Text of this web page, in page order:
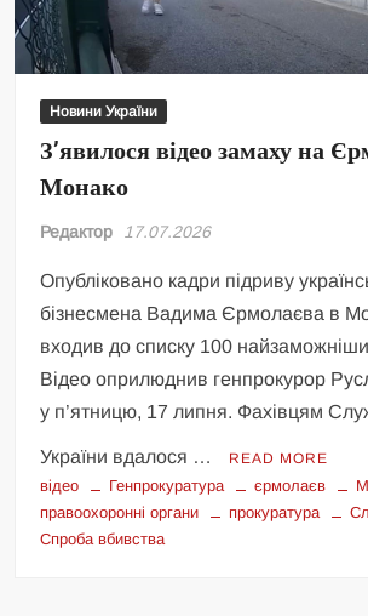
Новини України
З’явилося відео замаху на
Монако
Редактор 17.07.2026
Опубліковано кадри підриву
бізнесмена Вадима Єрмолаєва в
входив до списку 100
Відео оприлюднив генпрокурор
у п’ятницю, 17 липня. Фахівцям
України вдалося … READ MORE
відео Генпрокуратура єрмолаєв
правоохоронні органи
прокуратура
Спроба вбивства